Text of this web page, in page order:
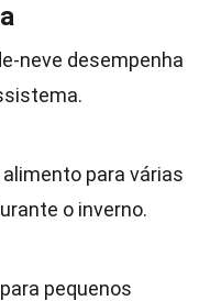
neve desempenha
para várias
o inverno.
pequenos